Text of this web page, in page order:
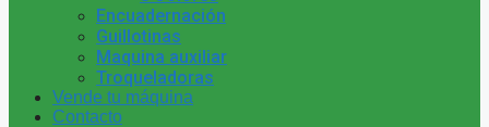
Encuadernación
Guillotinas
Maquina auxiliar
Troqueladoras
Vende tu máquina
Contacto